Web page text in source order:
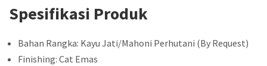
Spesifikasi Produk
Bahan Rangka: Kayu Jati/Mahoni Perhutani (By Request)
Finishing: Cat Emas